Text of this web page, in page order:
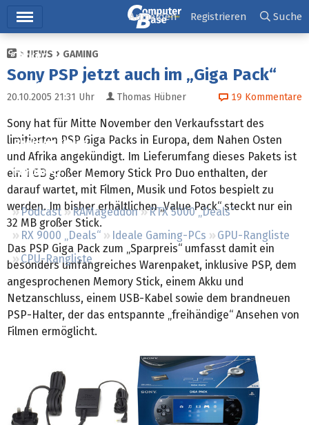
Ticker
Tests
Preisvergleich
Forum
Podcast RAMageddon
RTX 5000 „Deals“
RX 9000 „Deals“
Ideale Gaming-PCs
GPU-Rangliste
CPU-Rangliste
Anmelden Registrieren Suche
NEWS GAMING
Sony PSP jetzt auch im „Giga Pack“
20.10.2005 21:31 Uhr Thomas Hübner 19 Kommentare
Sony hat für Mitte November den Verkaufsstart des
limitierten PSP Giga Packs in Europa, dem Nahen Osten
und Afrika angekündigt. Im Lieferumfang dieses Pakets ist
ein 1 GB großer Memory Stick Pro Duo enthalten, der
darauf wartet, mit Filmen, Musik und Fotos bespielt zu
werden. Im bisher erhältlichen „Value Pack“ steckt nur ein
32 MB großer Stick.
Das PSP Giga Pack zum „Sparpreis“ umfasst damit ein
besonders umfangreiches Warenpaket, inklusive PSP, dem
angesprochenen Memory Stick, einem Akku und
Netzanschluss, einem USB-Kabel sowie dem brandneuen
PSP-Halter, der das entspannte „freihändige“ Ansehen von
Filmen ermöglicht.